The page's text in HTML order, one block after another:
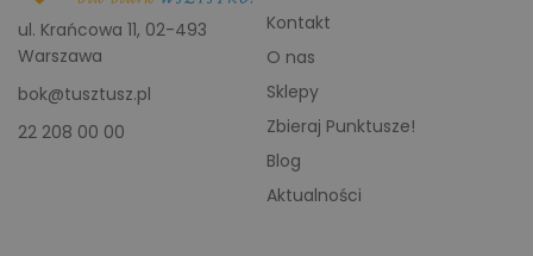
ul. Krańcowa 11, 02-493
Warszawa
bok@tusztusz.pl
22 208 00 00
Kontakt
O nas
Sklepy
Zbieraj Punktusze!
Blog
Aktualności